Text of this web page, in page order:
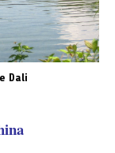
Dali